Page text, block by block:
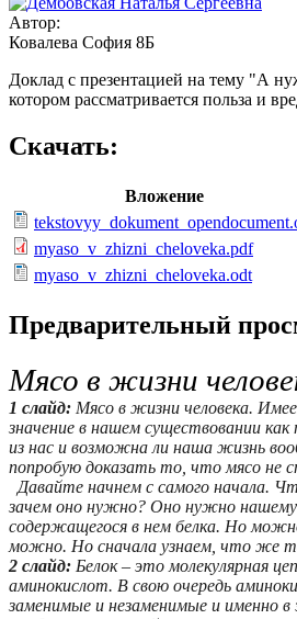
Автор:
Ковалева София 8Б
Доклад с презентацией на тему "А
котором рассматривается польза и
Скачать:
Вложение
myaso_v_zhizni_cheloveka.pdf
myaso_v_zhizni_cheloveka.odt
Предварительный
Мясо в жизни
1 слайд: Мясо в жизни человека.
значение в нашем существовании
из нас и возможна ли наша жизнь
попробую доказать то, что мясо не
Давайте начнем с самого начала.
зачем оно нужно? Оно нужно нашему
содержащегося в нем белка. Но
можно. Но сначала узнаем, что же
2 слайд: Белок – это молекулярная
аминокислот. В свою очередь
заменимые и незаменимые и именно